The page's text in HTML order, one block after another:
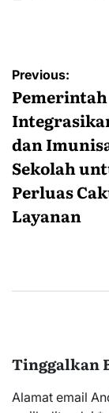
Navigasi
pos
Previous:
Pemerintah
dan
Sekolah
Perluas
Layanan
Tinggalkan
Alamat email